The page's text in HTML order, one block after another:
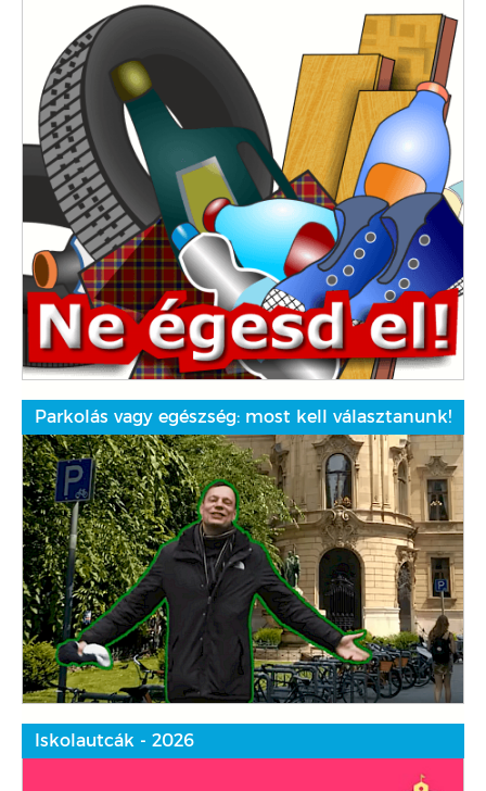
Parkolás vagy egészség: most kell választanunk!
Iskolautcák - 2026